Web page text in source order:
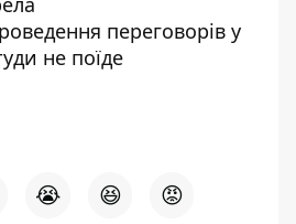
переговорів у
не поїде
😭 😆 😡